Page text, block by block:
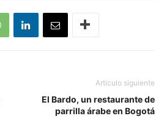
Artículo siguiente
El Bardo, un restaurante de
parrilla árabe en Bogotá